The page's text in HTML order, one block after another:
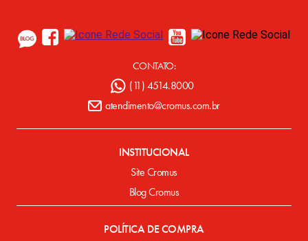
CONTATO:
(11) 4514.8000
atendimento@cromus.com.br
INSTITUCIONAL
Site Cromus
Blog Cromus
POLÍTICA DE COMPRA